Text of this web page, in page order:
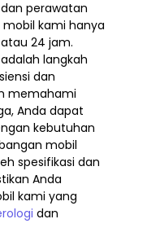
perawatan
kami hanya
24 jam.
langkah
dan
memahami
Anda dapat
kebutuhan
mobil
spesifikasi dan
Anda
kami yang
dan